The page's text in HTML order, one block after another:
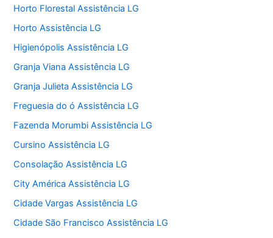
Horto Florestal Assistência LG
Horto Assistência LG
Higienópolis Assistência LG
Granja Viana Assistência LG
Granja Julieta Assistência LG
Freguesia do ó Assistência LG
Fazenda Morumbi Assistência LG
Cursino Assistência LG
Consolação Assistência LG
City América Assistência LG
Cidade Vargas Assistência LG
Cidade São Francisco Assistência LG